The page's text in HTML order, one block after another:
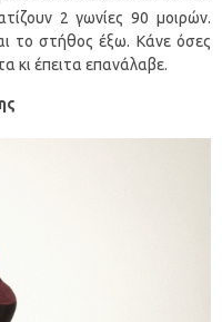
2 γωνίες 90 μοιρών.
το στήθος έξω. Κάνε όσες
κι έπειτα επανάλαβε.